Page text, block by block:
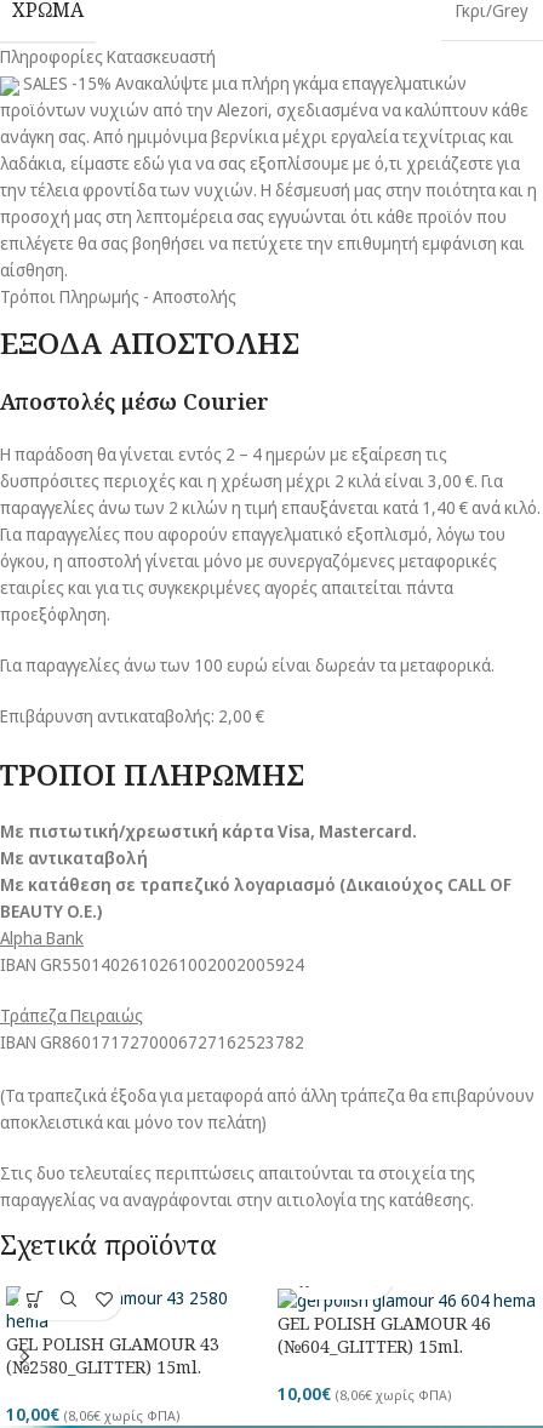
ΧΡΩΜΑ
Γκρι/Grey
Πληροφορίες Κατασκευαστή
SALES -15% Ανακαλύψτε μια πλήρη γκάμα επαγγελματικών
προϊόντων νυχιών από την Alezori, σχεδιασμένα να καλύπτουν κάθε
ανάγκη σας. Από ημιμόνιμα βερνίκια μέχρι εργαλεία τεχνίτριας και
λαδάκια, είμαστε εδώ για να σας εξοπλίσουμε με ό,τι χρειάζεστε για
την τέλεια φροντίδα των νυχιών. Η δέσμευσή μας στην ποιότητα και η
προσοχή μας στη λεπτομέρεια σας εγγυώνται ότι κάθε προϊόν που
επιλέγετε θα σας βοηθήσει να πετύχετε την επιθυμητή εμφάνιση και
αίσθηση.
Τρόποι Πληρωμής - Αποστολής
ΕΞΟΔΑ ΑΠΟΣΤΟΛΗΣ
Αποστολές μέσω Courier
Η παράδοση θα γίνεται εντός 2 – 4 ημερών με εξαίρεση τις
δυσπρόσιτες περιοχές και η χρέωση μέχρι 2 κιλά είναι 3,00 €. Για
παραγγελίες άνω των 2 κιλών η τιμή επαυξάνεται κατά 1,40 € ανά κιλό.
Για παραγγελίες που αφορούν επαγγελματικό εξοπλισμό, λόγω του
όγκου, η αποστολή γίνεται μόνο με συνεργαζόμενες μεταφορικές
εταιρίες και για τις συγκεκριμένες αγορές απαιτείται πάντα
προεξόφληση.
Για παραγγελίες άνω των 100 ευρώ είναι δωρεάν τα μεταφορικά.
Επιβάρυνση αντικαταβολής: 2,00 €
ΤΡΟΠΟΙ ΠΛΗΡΩΜΗΣ
Με πιστωτική/χρεωστική κάρτα Visa, Mastercard.
Με αντικαταβολή
Με κατάθεση σε τραπεζικό λογαριασμό (Δικαιούχος CALL OF
BEAUTY O.E.)
Alpha Bank
ΙΒΑΝ GR5501402610261002002005924
Τράπεζα Πειραιώς
ΙΒΑΝ GR8601717270006727162523782
(Τα τραπεζικά έξοδα για μεταφορά από άλλη τράπεζα θα επιβαρύνουν
αποκλειστικά και μόνο τον πελάτη)
Στις δυο τελευταίες περιπτώσεις απαιτούνται τα στοιχεία της
παραγγελίας να αναγράφονται στην αιτιολογία της κατάθεσης.
Σχετικά προϊόντα
GEL POLISH GLAMOUR 43
(№2580_GLITTER) 15ml.
10,00€ (8,06€ χωρίς ΦΠΑ)
GEL POLISH GLAMOUR 46
(№604_GLITTER) 15ml.
10,00€ (8,06€ χωρίς ΦΠΑ)